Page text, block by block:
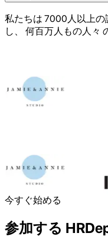
私たちは 7000人以上の
し、
何百万人もの人々
今すぐ始める
参加する